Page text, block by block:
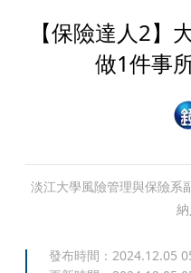
【保險達人2
做1件事
淡江大學風險管理與保險系
納
發布時間： 2024.12.05